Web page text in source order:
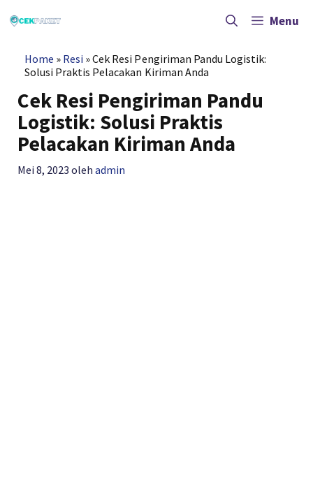
ke
Menu
Home » Resi »Cek Resi Pengiriman Pandu Logistik:
Solusi Praktis Pelacakan Kiriman Anda
Cek Resi Pengiriman Pandu
Logistik: Solusi Praktis
Pelacakan Kiriman Anda
Mei 8, 2023 olehadmin